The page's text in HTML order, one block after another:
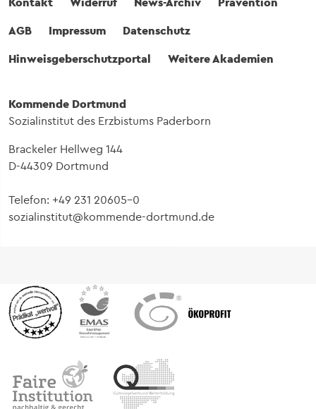
AGB
Impressum
Datenschutz
Hinweisgeberschutzportal
Weitere Akademien
Kommende Dortmund
Sozialinstitut des Erzbistums Paderborn
Brackeler Hellweg 144
D-44309 Dortmund
Telefon: +49 231 20605-0
sozialinstitut@kommende-dortmund.de